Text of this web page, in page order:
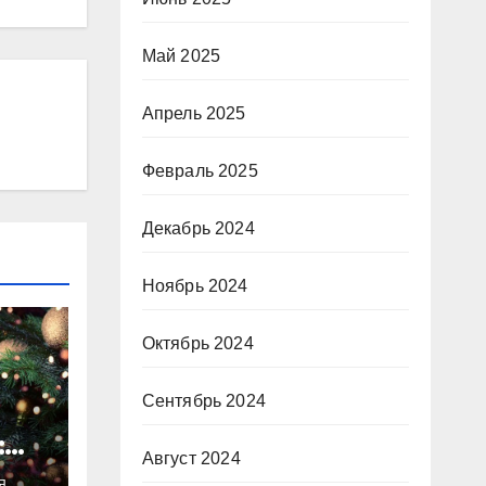
Май 2025
Апрель 2025
Февраль 2025
Декабрь 2024
Ноябрь 2024
Октябрь 2024
Сентябрь 2024
Август 2024